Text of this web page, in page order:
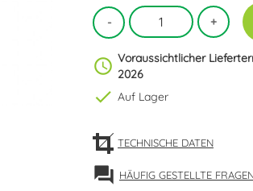
schedule Voraussichtlicher
2026
check Auf Lager
TECHNISCHE DATEN
forum HÄUFIG GESTELLTE